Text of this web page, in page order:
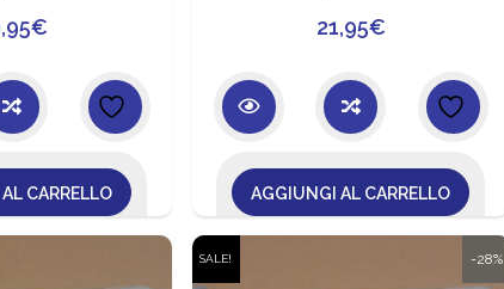
€
CARRELLO
21,95€
AGGIUNGI AL CARRELLO
-28%
SALE!